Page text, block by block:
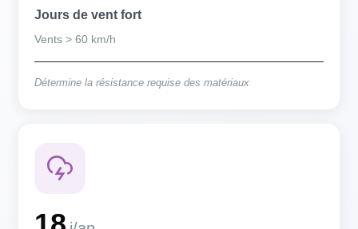
Jours de vent fort
Vents > 60 km/h
Détermine la résistance requise des matériaux